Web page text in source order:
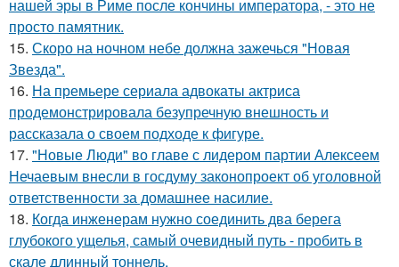
нашей эры в Риме после кончины императора, - это не
просто памятник.
15. Скоро на ночном небе должна зажечься "Новая
Звезда".
16. На премьере сериала адвокаты актриса
продемонстрировала безупречную внешность и
рассказала о своем подходе к фигуре.
17. "Новые Люди" во главе с лидером партии Алексеем
Нечаевым внесли в госдуму законопроект об уголовной
ответственности за домашнее насилие.
18. Когда инженерам нужно соединить два берега
глубокого ущелья, самый очевидный путь - пробить в
скале длинный тоннель.